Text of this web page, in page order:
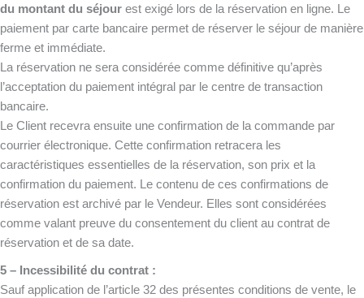
du montant du séjour est exigé lors de la réservation en ligne. Le
paiement par carte bancaire permet de réserver le séjour de manière
ferme et immédiate.
La réservation ne sera considérée comme définitive qu’après
l’acceptation du paiement intégral par le centre de transaction
bancaire.
Le Client recevra ensuite une confirmation de la commande par
courrier électronique. Cette confirmation retracera les
caractéristiques essentielles de la réservation, son prix et la
confirmation du paiement. Le contenu de ces confirmations de
réservation est archivé par le Vendeur. Elles sont considérées
comme valant preuve du consentement du client au contrat de
réservation et de sa date.
5 – Incessibilité du contrat :
Sauf application de l’article 32 des présentes conditions de vente, le